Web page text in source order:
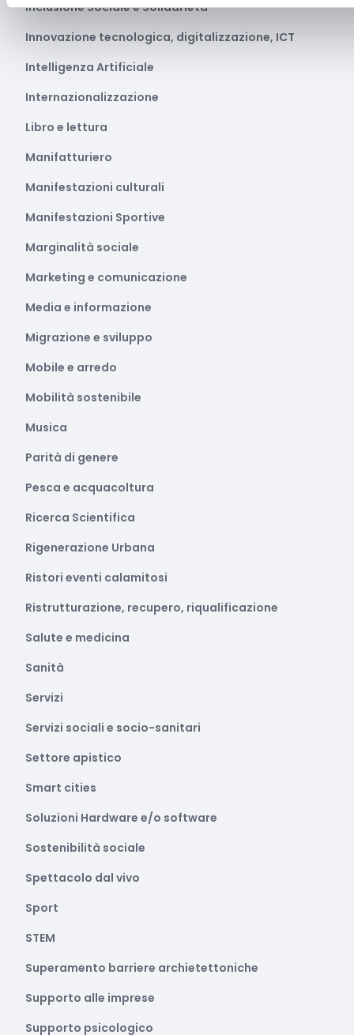
Inclusione Sociale e Solidarietà
Innovazione tecnologica, digitalizzazione, ICT
Intelligenza Artificiale
Internazionalizzazione
Libro e lettura
Manifatturiero
Manifestazioni culturali
Manifestazioni Sportive
Marginalità sociale
Marketing e comunicazione
Media e informazione
Migrazione e sviluppo
Mobile e arredo
Mobilità sostenibile
Musica
Parità di genere
Pesca e acquacoltura
Ricerca Scientifica
Rigenerazione Urbana
Ristori eventi calamitosi
Ristrutturazione, recupero, riqualificazione
Salute e medicina
Sanità
Servizi
Servizi sociali e socio-sanitari
Settore apistico
Smart cities
Soluzioni Hardware e/o software
Sostenibilità sociale
Spettacolo dal vivo
Sport
STEM
Superamento barriere archietettoniche
Supporto alle imprese
Supporto psicologico